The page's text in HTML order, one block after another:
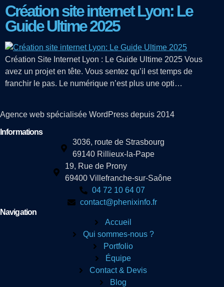
Création site internet Lyon: Le
Guide Ultime 2025
Création Site Internet Lyon : Le Guide Ultime 2025 Vous
avez un projet en tête. Vous sentez qu’il est temps de
franchir le pas. Le numérique n’est plus une opti…
Agence web spécialisée WordPress depuis 2014
Informations
3036, route de Strasbourg
69140 Rillieux-la-Pape
19, Rue de Prony
69400 Villefranche-sur-Saône
04 72 10 64 07
contact@phenixinfo.fr
Navigation
Accueil
Qui sommes-nous ?
Portfolio
Équipe
Contact & Devis
Blog